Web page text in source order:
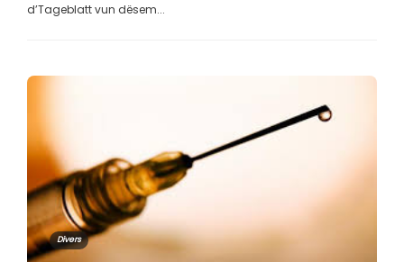
d’Tageblatt vun dësem...
Divers